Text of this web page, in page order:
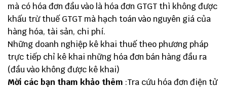
mà có hóa đơn đầu vào là hóa đơn GTGT thì không được
khấu trừ thuế GTGT mà hạch toán vào nguyên giá của
hàng hóa, tài sản, chi phí.
Những doanh nghiệp kê khai thuế theo phương pháp
trực tiếp chỉ kê khai những hóa đơn bán hàng đầu ra
(đầu vào không được kê khai)
Mời các bạn tham khảo thêm :Tra cứu hóa đơn điện tử